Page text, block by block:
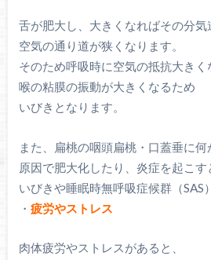
舌が肥大し、大きくなればその分気
空気の通り道が狭くなります。
そのため呼吸時に空気の抵抗大きく
喉の粘膜の振動が大きくなるため
いびきとなります。
また、扁桃の咽頭扁桃・口蓋垂に何
原因で肥大化したり、炎症を起こす
いびきや睡眠時無呼吸症候群（SAS
・ 疲労やストレス
肉体疲労やストレスがあると、